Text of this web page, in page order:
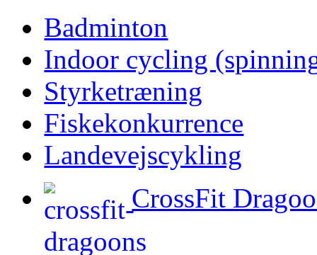
Badminton
Indoor cycling
Styrketræning
Fiskekonkurrence
Landevejscykling
CrossFit